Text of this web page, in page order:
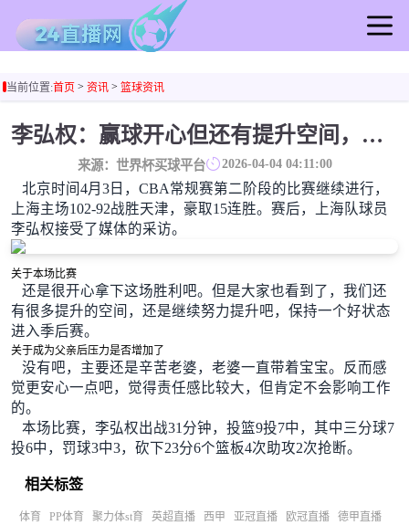
足球直播
篮球直播
足球录像
足球集锦
篮球集锦
足球新闻
篮球新闻
当前位置:首页> 资讯 > 篮球资讯
李弘权：赢球开心但还有提升空间，成为父亲不会影响我的比赛
来源：世界杯买球平台 2026-04-04 04:11:00
北京时间4月3日，CBA常规赛第二阶段的比赛继续进行，
上海主场102-92战胜天津，豪取15连胜。赛后，上海队球员
李弘权接受了媒体的采访。
关于本场比赛
还是很开心拿下这场胜利吧。但是大家也看到了，我们还
有很多提升的空间，还是继续努力提升吧，保持一个好状态
进入季后赛。
关于成为父亲后压力是否增加了
没有吧，主要还是辛苦老婆，老婆一直带着宝宝。反而感
觉更安心一点吧，觉得责任感比较大，但肯定不会影响工作
的。
本场比赛，李弘权出战31分钟，投篮9投7中，其中三分球7
投6中，罚球3中3，砍下23分6个篮板4次助攻2次抢断。
相关标签
体育 PP体育 聚力体st育 英超直播 西甲 亚冠直播 欧冠直播
德甲直播